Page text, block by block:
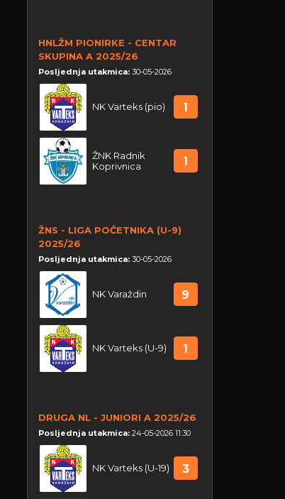
HNLŽM PIONIRKE - CENTAR
SKUPINA A 2025/26
Posljednja utakmica: 30-05-2026
NK Varteks (pio) 1
ŽNK Radnik
Koprivnica
1
ŽNS - LIGA POČETNIKA (U-9)
2025/26
Posljednja utakmica: 30-05-2026
NK Varaždin 9
NK Varteks (U-9) 1
DRUGA NL - JUNIORI A 2025/26
Posljednja utakmica: 24-05-2026 11:30
NK Varteks (U-19) 3